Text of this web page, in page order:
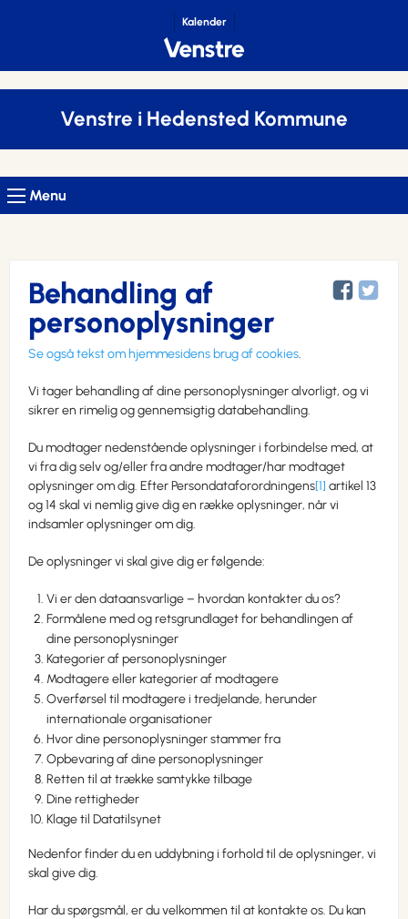
Kalender
Venstre i Hedensted Kommune
Menu
Behandling af
personoplysninger
Se også tekst om hjemmesidens brug af cookies.
Vi tager behandling af dine personoplysninger alvorligt, og vi
sikrer en rimelig og gennemsigtig databehandling.
Du modtager nedenstående oplysninger i forbindelse med, at
vi fra dig selv og/eller fra andre modtager/har modtaget
oplysninger om dig. Efter Persondataforordningens[1] artikel 13
og 14 skal vi nemlig give dig en række oplysninger, når vi
indsamler oplysninger om dig.
De oplysninger vi skal give dig er følgende:
Vi er den dataansvarlige – hvordan kontakter du os?
Formålene med og retsgrundlaget for behandlingen af
dine personoplysninger
Kategorier af personoplysninger
Modtagere eller kategorier af modtagere
Overførsel til modtagere i tredjelande, herunder
internationale organisationer
Hvor dine personoplysninger stammer fra
Opbevaring af dine personoplysninger
Retten til at trække samtykke tilbage
Dine rettigheder
Klage til Datatilsynet
Nedenfor finder du en uddybning i forhold til de oplysninger, vi
skal give dig.
Har du spørgsmål, er du velkommen til at kontakte os. Du kan